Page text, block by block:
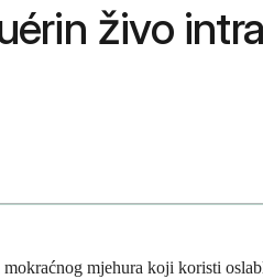
živo
mjehura koji koristi